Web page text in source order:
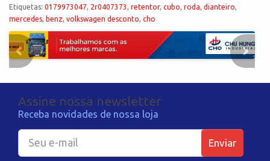
Etiquetas: 0179973047, 2r0407373, retentor, cubo, roda, dianteiro,
mercedes, benz, volkswagen desconto, cho
Assine nossa newsletter
Receba novidades de nossa loja
Enviar